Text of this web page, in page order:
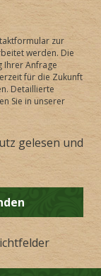
zur
werden. Die
Ihrer Anfrage
für die Zukunft
Detaillierte
Sie in unserer
gelesen und